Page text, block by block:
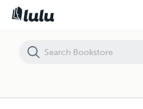
LE 3 NAVI ANTICHE DEL LAGO DI NEMI